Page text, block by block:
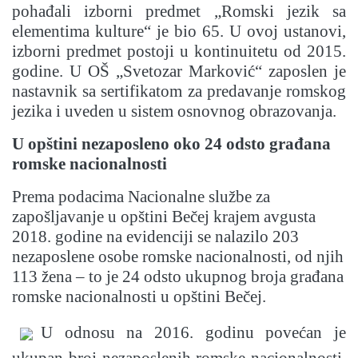
pohađali izborni predmet „Romski jezik sa
elementima kulture“ je bio 65. U ovoj ustanovi,
izborni predmet postoji u kontinuitetu od 2015.
godine. U OŠ „Svetozar Marković“ zaposlen je
nastavnik sa sertifikatom za predavanje romskog
jezika i uveden u sistem osnovnog obrazovanja.
U opštini nezaposleno oko 24 odsto građana
romske nacionalnosti
Prema podacima Nacionalne službe za
zapošljavanje u opštini Bečej krajem avgusta
2018. godine na evidenciji se nalazilo 203
nezaposlene osobe romske nacionalnosti, od njih
113 žena – to je 24 odsto ukupnog broja građana
romske nacionalnosti u opštini Bečej.
U odnosu na 2016. godinu povećan je